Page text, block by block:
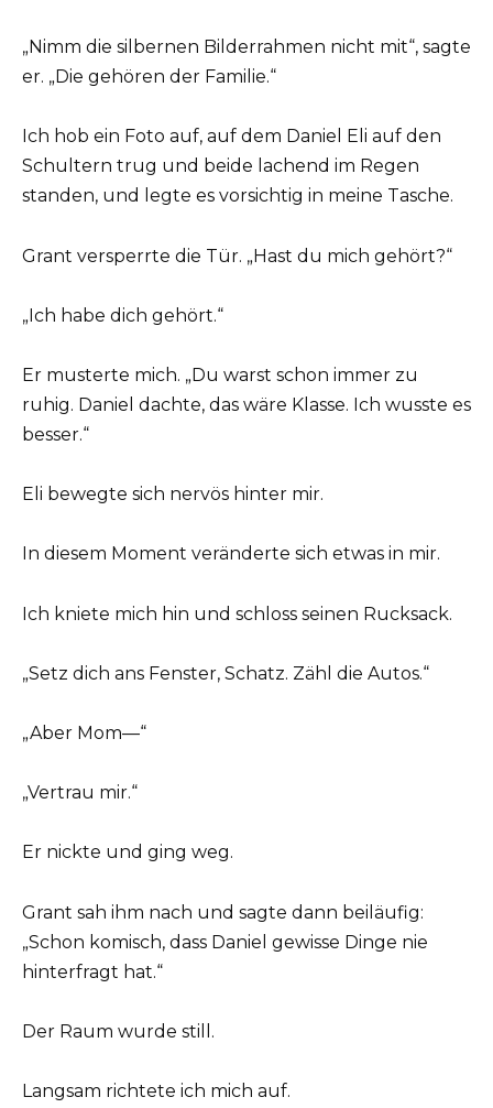
„Nimm die silbernen Bilderrahmen nicht mit“, sagte
er. „Die gehören der Familie.“
Ich hob ein Foto auf, auf dem Daniel Eli auf den
Schultern trug und beide lachend im Regen
standen, und legte es vorsichtig in meine Tasche.
Grant versperrte die Tür. „Hast du mich gehört?“
„Ich habe dich gehört.“
Er musterte mich. „Du warst schon immer zu
ruhig. Daniel dachte, das wäre Klasse. Ich wusste es
besser.“
Eli bewegte sich nervös hinter mir.
In diesem Moment veränderte sich etwas in mir.
Ich kniete mich hin und schloss seinen Rucksack.
„Setz dich ans Fenster, Schatz. Zähl die Autos.“
„Aber Mom—“
„Vertrau mir.“
Er nickte und ging weg.
Grant sah ihm nach und sagte dann beiläufig:
„Schon komisch, dass Daniel gewisse Dinge nie
hinterfragt hat.“
Der Raum wurde still.
Langsam richtete ich mich auf.